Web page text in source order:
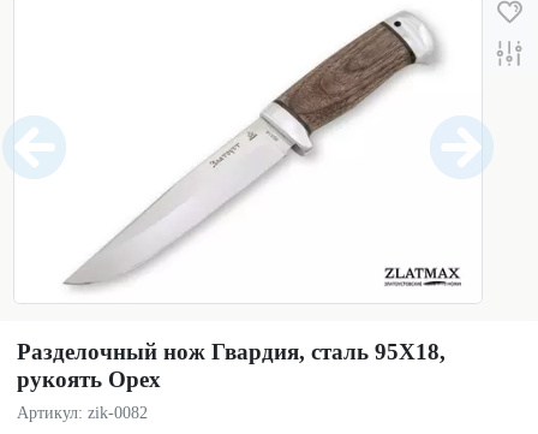
Разделочный нож Гвардия, сталь 95Х18,
рукоять Орех
Артикул: zik-0082